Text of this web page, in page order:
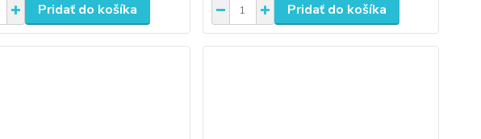
Pridať do košíka Pridať do košíka